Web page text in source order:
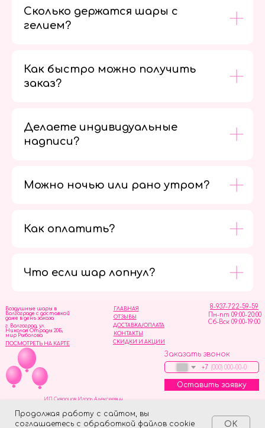
Продолжая работу с сайтом, вы
соглашаетесь с обработкой файлов cookie
OK
Сколько держатся шары с
гелием?
Как быстро можно получить
заказ?
Делаете индивидуальные
надписи?
Можно ночью или рано утром?
Как оплатить?
Что если шар лопнул?
ОТЗЫВЫ
ГЛАВНАЯ
ДОСТАВКА/ОПЛАТА
СКИДКИ И АКЦИИ
КОНТАКТЫ
8-937-722-59-59
Пн-пт 09:00-20:00
Сб-Вск 09:00-19:00
Воздушные шары в
Волгограде с доставкой
даже в день заказа
Заказать звонок
+7
Оставить заявку
г. Волгоград, ул.
Николая Отрады 20Б,
мир Рыболова
ПОСМОТРЕТЬ НА КАРТЕ
ИП Скворцов Игорь Алексеевич